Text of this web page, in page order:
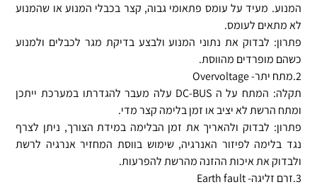
המנוע. מעיד על עומס פתאומי גבוה, קצר בכבלי המנוע או שהמנוע
לא מתאים לעומס.
פתרון: לבדוק את נתוני המנוע ולבצע בדיקת מגר לכבלים ולמנוע
כשהם מופרדים מהווסת.
2.מתח יתר- Overvoltage
תקלה: המתח על ה DC-BUS עלה מעבר להגדרתו במערכת ייתכן
ומתח הרשת לא יציב או זמן בלימה קצר מדי.
פתרון: לבדוק ולהאריך את זמן הבלימה במידת הצורך, ניתן לצרף
נגד בלימה לפיזור האנרגיה, שימוש בווסת המחזיר אנרגיה לרשת
ולבדוק את איכות ההזנה מהרשת להפרעות.
3.זרם זליגה- Earth fault